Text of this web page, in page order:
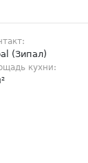
(Зипал)
кухни: